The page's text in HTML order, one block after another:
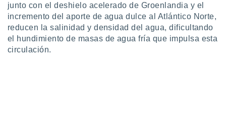
como
sitio
IP
de
junto con el deshielo acelerado de Groenlandia y el
incremento del aporte de agua dulce al Atlántico Norte,
reducen la salinidad y densidad del agua, dificultando
el hundimiento de masas de agua fría que impulsa esta
circulación.